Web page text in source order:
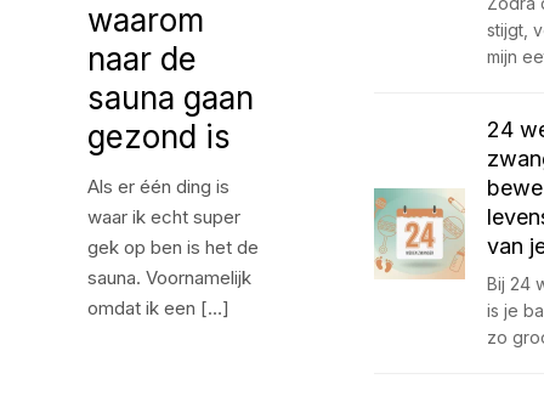
waarom
naar de
sauna gaan
gezond is
Als er één ding is
waar ik echt super
gek op ben is het de
sauna. Voornamelijk
omdat ik een […]
stijgt,
mijn
24
van
Bij 24
is je
zo